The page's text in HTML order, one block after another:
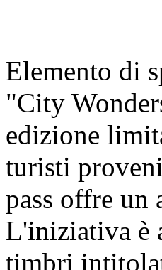
Elemento di
"City
edizione
turisti
pass offre un
L'iniziativa è
timbri